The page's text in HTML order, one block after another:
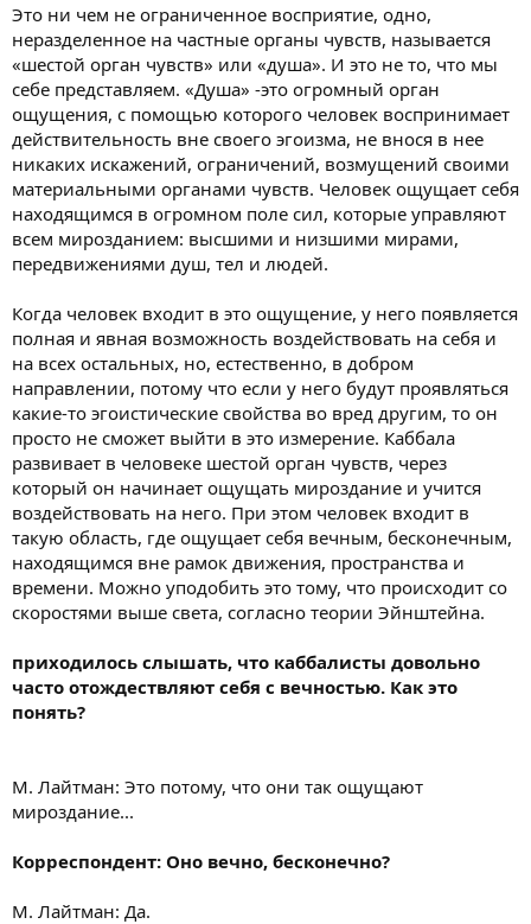
Это ни чем не ограниченное восприятие, одно,
неразделенное на частные органы чувств, называется
«шестой орган чувств» или «душа». И это не то, что мы
себе представляем. «Душа» -это огромный орган
ощущения, с помощью которого человек воспринимает
действительность вне своего эгоизма, не внося в нее
никаких искажений, ограничений, возмущений своими
материальными органами чувств. Человек ощущает себя
находящимся в огромном поле сил, которые управляют
всем мирозданием: высшими и низшими мирами,
передвижениями душ, тел и людей.
Когда человек входит в это ощущение, у него появляется
полная и явная возможность воздействовать на себя и
на всех остальных, но, естественно, в добром
направлении, потому что если у него будут проявляться
какие-то эгоистические свойства во вред другим, то он
просто не сможет выйти в это измерение. Каббала
развивает в человеке шестой орган чувств, через
который он начинает ощущать мироздание и учится
воздействовать на него. При этом человек входит в
такую область, где ощущает себя вечным, бесконечным,
находящимся вне рамок движения, пространства и
времени. Можно уподобить это тому, что происходит со
скоростями выше света, согласно теории Эйнштейна.
приходилось слышать, что каббалисты довольно
часто отождествляют себя с вечностью. Как это
понять?
М. Лайтман: Это потому, что они так ощущают
мироздание...
Корреспондент: Оно вечно, бесконечно?
М. Лайтман: Да.